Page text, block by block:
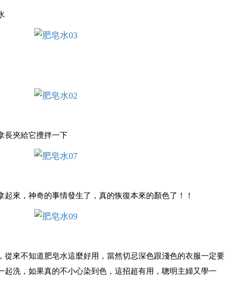
長夾給它攪拌一下
來，神奇的事情發生了， 真的恢復本來的顏色了！！
從來不知道肥皂水這麼好用， 當然切忌深色跟淺色的衣服一定要
起洗， 如果真的不小心染到色，這招超有用， 聰明主婦又學一